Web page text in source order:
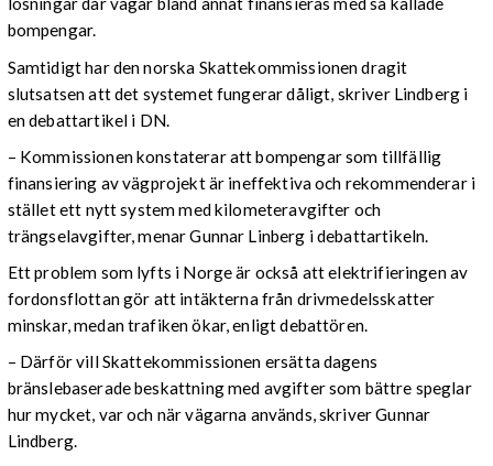
bompengar.
Samtidigt har den norska Skattekommissionen dragit
slutsatsen att det systemet fungerar dåligt, skriver Lindberg i
en debattartikel i DN.
– Kommissionen konstaterar att bompengar som tillfällig
finansiering av vägprojekt är ineffektiva och rekommenderar i
stället ett nytt system med kilometeravgifter och
trängselavgifter, menar Gunnar Linberg i debattartikeln.
Ett problem som lyfts i Norge är också att elektrifieringen av
fordonsflottan gör att intäkterna från drivmedelsskatter
minskar, medan trafiken ökar, enligt debattören.
– Därför vill Skattekommissionen ersätta dagens
bränslebaserade beskattning med avgifter som bättre speglar
hur mycket, var och när vägarna används, skriver Gunnar
Lindberg.